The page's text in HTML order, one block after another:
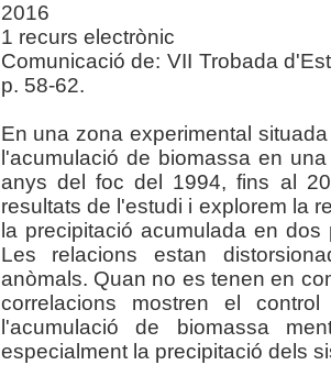
2016
1 recurs electrònic
Comunicació de: VII Trobada
p. 58-62.
En una zona experimental
l'acumulació de biomassa en
anys del foc del 1994, fins al
resultats de l'estudi i explorem la
la precipitació acumulada en
Les relacions estan
anòmals. Quan no es tenen en
correlacions mostren el
l'acumulació de biomassa
especialment la precipitació dels